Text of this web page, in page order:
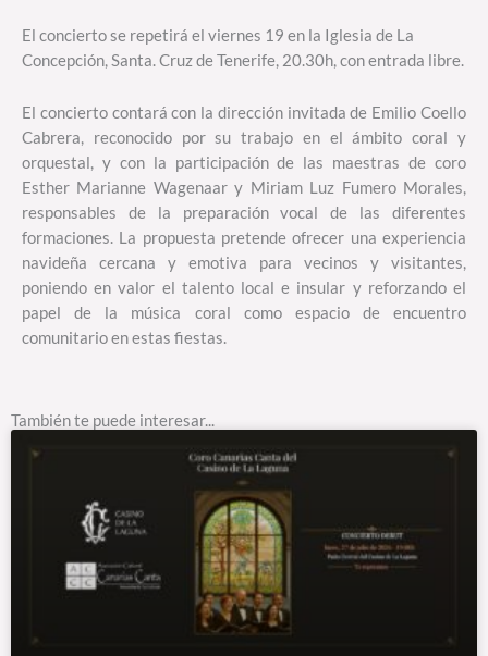
El concierto se repetirá el viernes 19 en la Iglesia de La
Concepción, Santa. Cruz de Tenerife, 20.30h, con entrada libre.
El concierto contará con la dirección invitada de Emilio Coello
Cabrera, reconocido por su trabajo en el ámbito coral y
orquestal, y con la participación de las maestras de coro
Esther Marianne Wagenaar y Miriam Luz Fumero Morales,
responsables de la preparación vocal de las diferentes
formaciones. La propuesta pretende ofrecer una experiencia
navideña cercana y emotiva para vecinos y visitantes,
poniendo en valor el talento local e insular y reforzando el
papel de la música coral como espacio de encuentro
comunitario en estas fiestas.
También te puede interesar...